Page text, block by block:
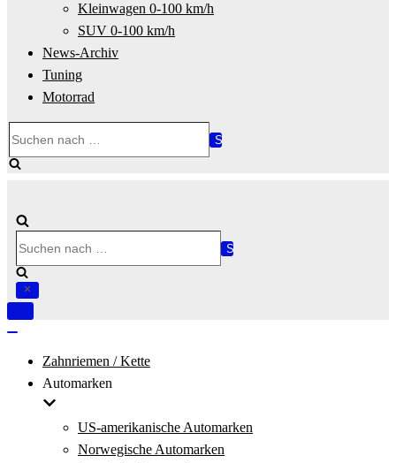
Kleinwagen 0-100 km/h
SUV 0-100 km/h
News-Archiv
Tuning
Motorrad
nach …
nach …
Navigation
Zahnriemen / Kette
Automarken
US-amerikanische Automarken
Norwegische Automarken